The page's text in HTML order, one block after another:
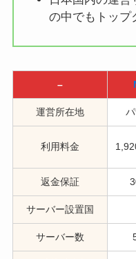
の中でもトップ
–
運営所在地
利用料金
返金保証
サーバー設置国
サーバー数